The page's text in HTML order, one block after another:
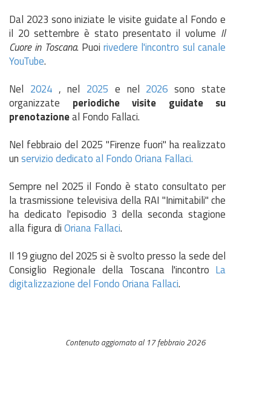
Dal 2023 sono iniziate le visite guidate al Fondo e
il 20 settembre è stato presentato il volume Il
Cuore in Toscana. Puoirivedere l'incontro sul canale
YouTube.
Nel 2024 , nel 2025 e nel 2026 sono state
organizzate periodiche visite guidate su
prenotazioneal Fondo Fallaci.
Nel febbraio del 2025 "Firenze fuori" ha realizzato
unservizio dedicato al Fondo Oriana Fallaci.
Sempre nel 2025 il Fondo è stato consultato per
la trasmissione televisiva della RAI "Inimitabili" che
ha dedicato l'episodio 3 della seconda stagione
alla figura diOriana Fallaci.
Il 19 giugno del 2025 si è svolto presso la sede del
Consiglio Regionale della Toscana l'incontro La
digitalizzazione del Fondo Oriana Fallaci.
Contenuto aggiornato al 17 febbraio 2026